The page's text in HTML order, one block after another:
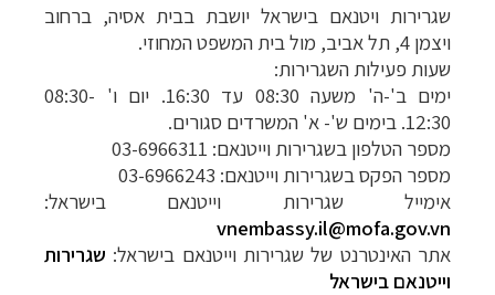
שגרירות ויטנאם בישראל יושבת בבית אסיה, ברחוב
ויצמן 4, תל אביב, מול בית המשפט המחוזי.
שעות פעילות השגרירות:
ימים ב'-ה' משעה 08:30 עד 16:30.
יום ו' 08:30-
12:30. בימים ש'- א' המשרדים סגורים.
מספר הטלפון בשגרירות וייטנאם: 03-6966311
מספר הפקס בשגרירות וייטנאם: 03-6966243
אימייל שגרירות וייטנאם בישראל:
vnembassy.il@mofa.gov.vn
אתר האינטרנט של שגרירות וייטנאם בישראל: שגרירות
וייטנאם בישראל